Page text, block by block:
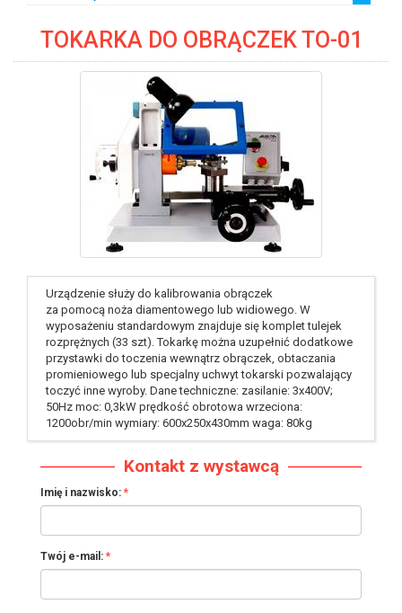
TOKARKA DO OBRĄCZEK TO-01
Urządzenie służy do kalibrowania obrączek
za pomocą noża diamentowego lub widiowego. W
wyposażeniu standardowym znajduje się komplet tulejek
rozprężnych (33 szt). Tokarkę można uzupełnić dodatkowe
przystawki do toczenia wewnątrz obrączek, obtaczania
promieniowego lub specjalny uchwyt tokarski pozwalający
toczyć inne wyroby. Dane techniczne: zasilanie: 3x400V;
50Hz moc: 0,3kW prędkość obrotowa wrzeciona:
1200obr/min wymiary: 600x250x430mm waga: 80kg
Kontakt z wystawcą
Imię i nazwisko:
Twój e-mail: